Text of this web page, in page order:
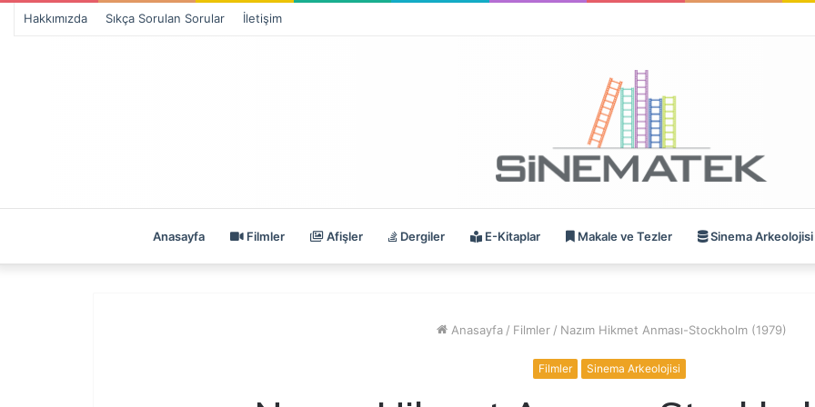
Hakkımızda Sıkça Sorulan Sorular İletişim
Anasayfa Filmler Afişler Dergiler E-Kitaplar Makale ve Tezler Sinema Arkeolojisi
Anasayfa / Filmler / Nazım Hikmet Anması-Stockholm (1979)
Filmler Sinema Arkeolojisi